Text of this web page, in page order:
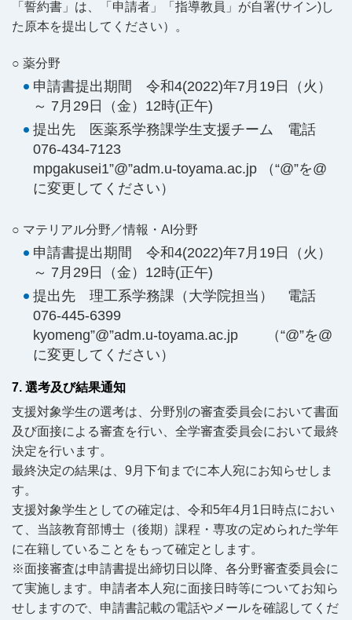
「誓約書」は、「申請者」「指導教員」が自署(サイン)し
た原本を提出してください）。
○ 薬分野
申請書提出期間 令和4(2022)年7月19日（火）
～ 7月29日（金）12時(正午)
提出先 医薬系学務課学生支援チーム 電話
076-434-7123
mpgakusei1”@”adm.u-toyama.ac.jp （“@”を@
に変更してください）
○ マテリアル分野／情報・AI分野
申請書提出期間 令和4(2022)年7月19日（火）
～ 7月29日（金）12時(正午)
提出先 理工系学務課（大学院担当） 電話
076-445-6399
kyomeng”@”adm.u-toyama.ac.jp （“@”を@
に変更してください）
7. 選考及び結果通知
支援対象学生の選考は、分野別の審査委員会において書面
及び面接による審査を行い、全学審査委員会において最終
決定を行います。
最終決定の結果は、9月下旬までに本人宛にお知らせしま
す。
支援対象学生としての確定は、令和5年4月1日時点におい
て、当該教育部博士（後期）課程・専攻の定められた学年
に在籍していることをもって確定とします。
※面接審査は申請書提出締切日以降、各分野審査委員会に
て実施します。申請者本人宛に面接日時等についてお知ら
せしますので、申請書記載の電話やメールを確認してくだ